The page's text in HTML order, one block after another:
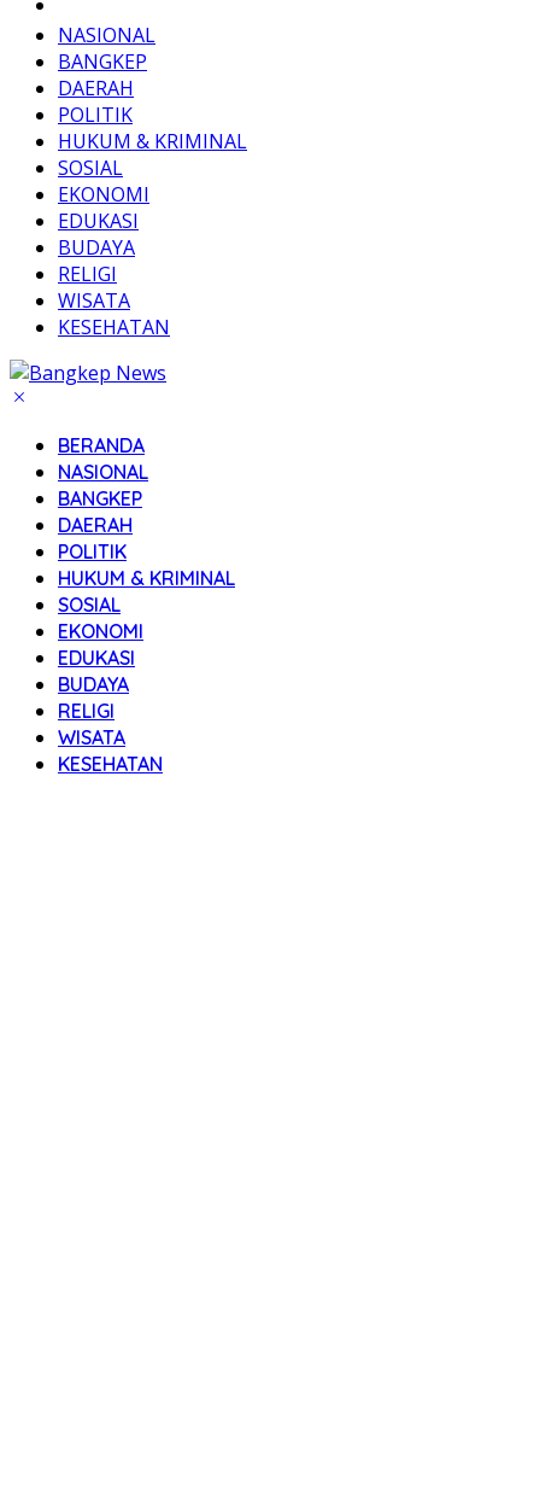
NASIONAL
BANGKEP
DAERAH
POLITIK
HUKUM & KRIMINAL
SOSIAL
EKONOMI
EDUKASI
BUDAYA
RELIGI
WISATA
KESEHATAN
BERANDA
NASIONAL
BANGKEP
DAERAH
POLITIK
HUKUM & KRIMINAL
SOSIAL
EKONOMI
EDUKASI
BUDAYA
RELIGI
WISATA
KESEHATAN